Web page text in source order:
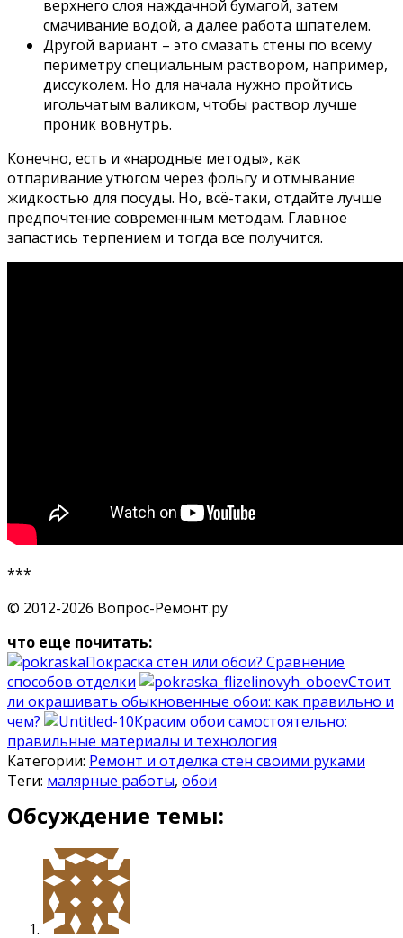
верхнего слоя наждачной бумагой, затем
смачивание водой, а далее работа шпателем.
Другой вариант – это смазать стены по всему
периметру специальным раствором, например,
диссуколем. Но для начала нужно пройтись
игольчатым валиком, чтобы раствор лучше
проник вовнутрь.
Конечно, есть и «народные методы», как
отпаривание утюгом через фольгу и отмывание
жидкостью для посуды. Но, всё-таки, отдайте лучше
предпочтение современным методам. Главное
запастись терпением и тогда все получится.
***
© 2012-2026 Вопрос-Ремонт.ру
что еще почитать:
Покраска стен или обои? Сравнение
способов отделки
Стоит
ли окрашивать обыкновенные обои: как правильно и
чем?
Красим обои самостоятельно:
правильные материалы и технология
Категории: Ремонт и отделка стен своими руками
Теги: малярные работы, обои
Обсуждение темы: